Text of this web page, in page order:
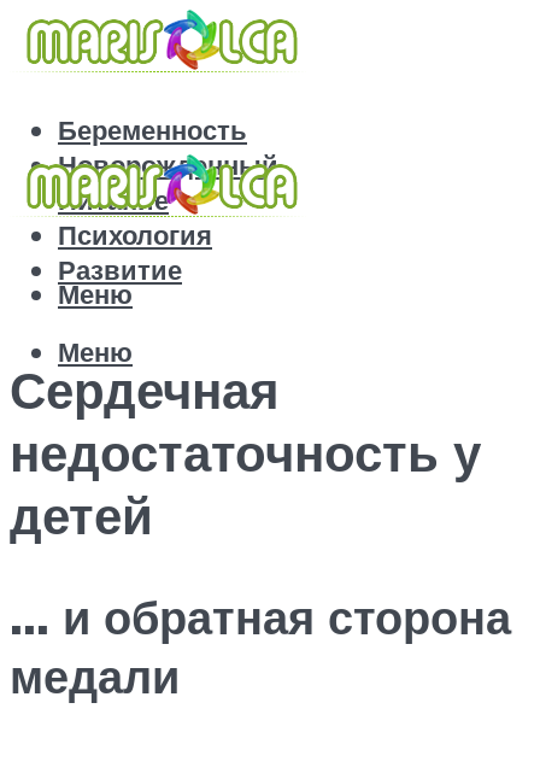
Беременность
Новорожденный
Питание
Психология
Развитие
Меню
Меню
Сердечная
недостаточность у
детей
… и обратная сторона
медали